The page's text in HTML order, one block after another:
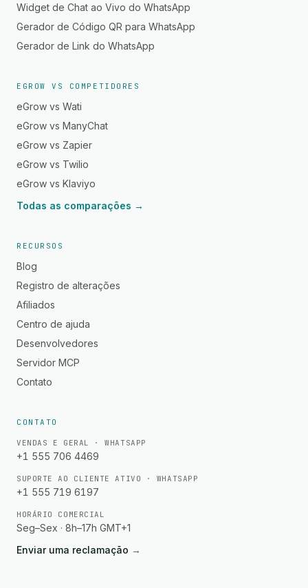
Widget de Chat ao Vivo do WhatsApp
Gerador de Código QR para WhatsApp
Gerador de Link do WhatsApp
EGROW VS COMPETIDORES
eGrow vs Wati
eGrow vs ManyChat
eGrow vs Zapier
eGrow vs Twilio
eGrow vs Klaviyo
Todas as comparações →
RECURSOS
Blog
Registro de alterações
Afiliados
Centro de ajuda
Desenvolvedores
Servidor MCP
Contato
CONTATO
VENDAS E GERAL · WHATSAPP
+1 555 706 4469
SUPORTE AO CLIENTE ATIVO · WHATSAPP
+1 555 719 6197
HORÁRIO COMERCIAL
Seg–Sex · 8h–17h GMT+1
Enviar uma reclamação →